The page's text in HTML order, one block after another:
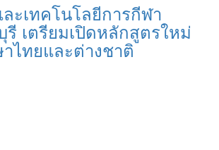
ะเทคโนโลยีการกีฬา
รี เตรียมเปิดหลักสูตรใหม่
ไทยและต่างชาติ